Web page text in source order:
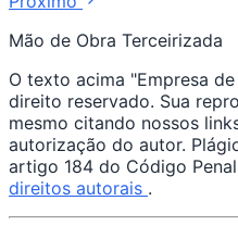
Mão de Obra Terceirizada
O texto acima "Empresa
direito reservado. Sua
mesmo citando nossos
autorização do autor.
artigo 184 do Código
direitos autorais .